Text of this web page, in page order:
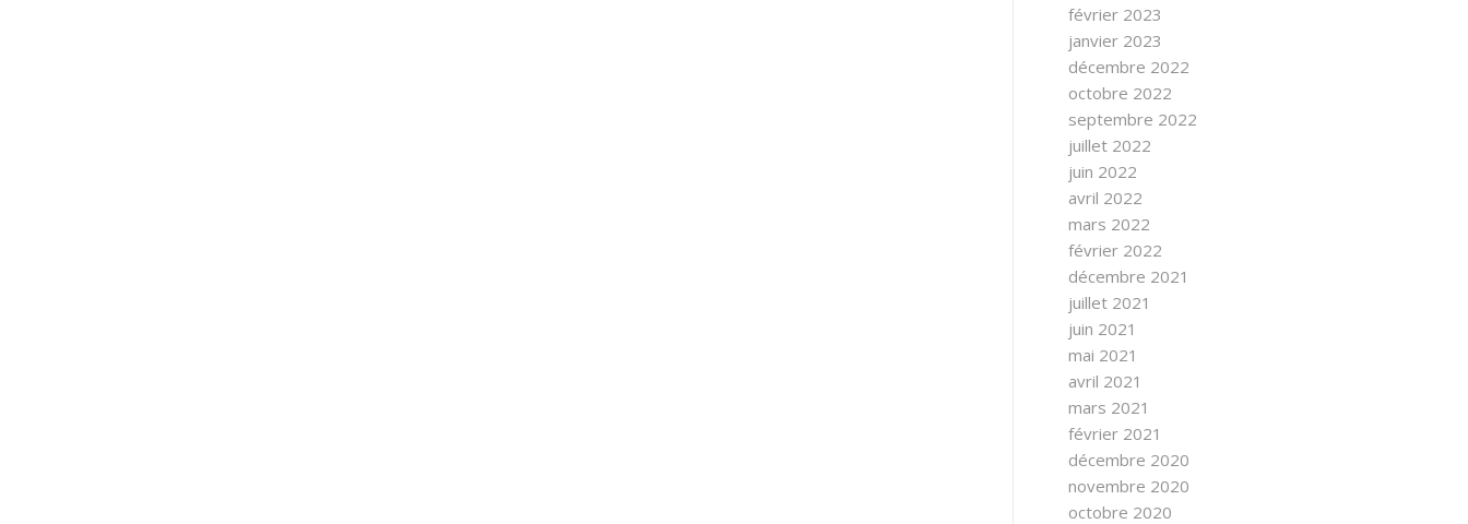
février 2023
janvier 2023
décembre 2022
octobre 2022
septembre 2022
juillet 2022
juin 2022
avril 2022
mars 2022
février 2022
décembre 2021
juillet 2021
juin 2021
mai 2021
avril 2021
mars 2021
février 2021
décembre 2020
novembre 2020
octobre 2020